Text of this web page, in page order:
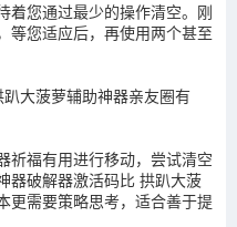
着您通过最少的操作清空。刚
等您适应后，再使用两个甚至
大菠萝辅助神器亲友圈有
祈福有用进行移动，尝试清空
器破解器激活码比 拱趴大菠
更需要策略思考，适合善于提